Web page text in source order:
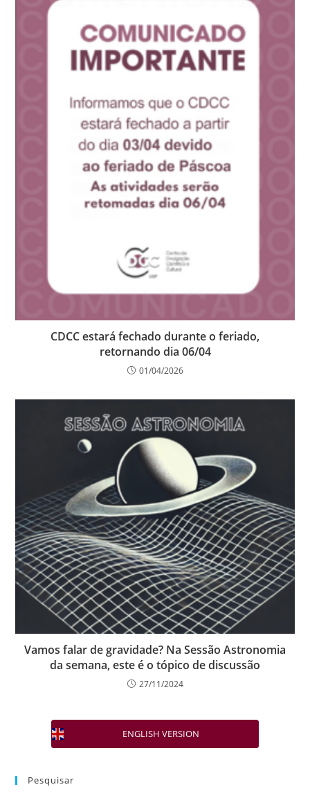
CDCC estará fechado durante o feriado,
retornando dia 06/04
01/04/2026
Vamos falar de gravidade? Na Sessão Astronomia
da semana, este é o tópico de discussão
27/11/2024
ENGLISH VERSION
Pesquisar